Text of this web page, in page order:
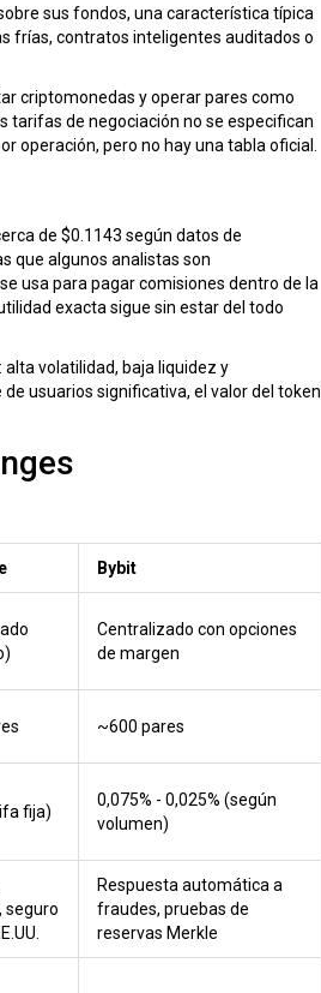
sus fondos, una característica típica
frías, contratos inteligentes auditados o
criptomonedas y operar pares como
tarifas de negociación no se especifican
operación, pero no hay una tabla oficial.
de $0.1143 según datos de
que algunos analistas son
usa para pagar comisiones dentro de la
exacta sigue sin estar del todo
volatilidad, baja liquidez y
usuarios significativa, el valor del token
Bybit
Centralizado con opciones
de margen
~600 pares
fija)
0,075% - 0,025% (según
volumen)
seguro
Respuesta automática a
fraudes, pruebas de
reservas Merkle